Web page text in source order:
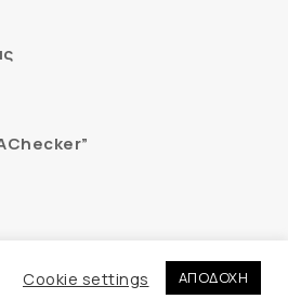
Cookie settings ΑΠΟΔΟΧΗ